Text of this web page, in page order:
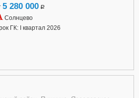
5 280 000 a
Солнцево
ГК: I квартал 2026